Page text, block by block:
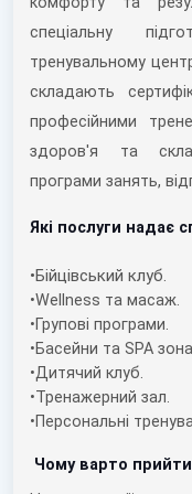
спеціальну
тренувальному
складають
професійними
здоров'я та
програми занять,
Які послуги надає
•Бійцівський клуб.
•Wellness та масаж.
•Групові програми.
•Басейни та SPA
•Дитячий клуб.
•Тренажерний зал.
•Персональні
Чому варто